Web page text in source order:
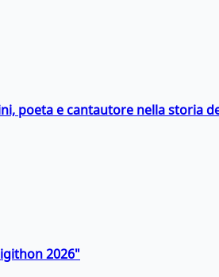
poeta e cantautore nella storia
2026"